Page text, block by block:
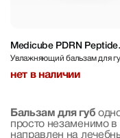
Medicube PDRN Peptide
Glossy Lip Balm 10 g
Увлажняющий бальзам для
нет в наличии
Бальзам для губ
просто незаменимо
направлен на